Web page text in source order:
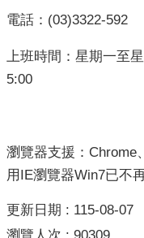
電話：(03)3322-592
上班時間：星期一至
5:00
瀏覽器支援：Chrome
用IE瀏覽器Win7已不
更新日期
115-08-07
瀏覽人次
90309